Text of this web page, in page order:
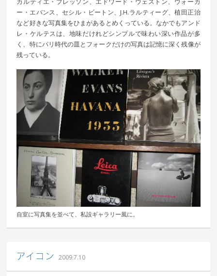
ー・エバンス、セシル・ビートン、J.H.ラルティーグ、植田正治
など好きな写真集をひまがあるとめくっている。なかでもアンド
レ・ケルテスは、地味だけれどシンプルで味わい深い作品が多
く、特にパリ時代の皿とフォークだけの写真は記憶に深く残像が
残っている。
自室に写真集を並べて、私設ギャラリー風に。
アイコン 2009.7.10｜ 更新日：
込山 敏郎